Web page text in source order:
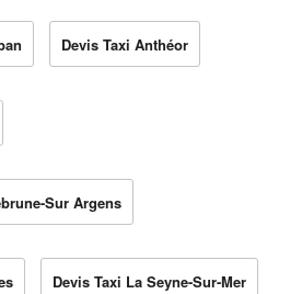
Devis Taxi Anthéor
Sur Argens
Devis Taxi La Seyne-Sur-Mer